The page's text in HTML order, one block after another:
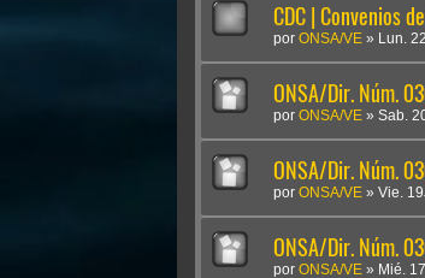
CDC | Convenios
por ONSA/VE » Lun.
ONSA/Dir. Núm.
por ONSA/VE » Sab.
ONSA/Dir. Núm.
por ONSA/VE » Vie.
ONSA/Dir. Núm.
por ONSA/VE » Mié.